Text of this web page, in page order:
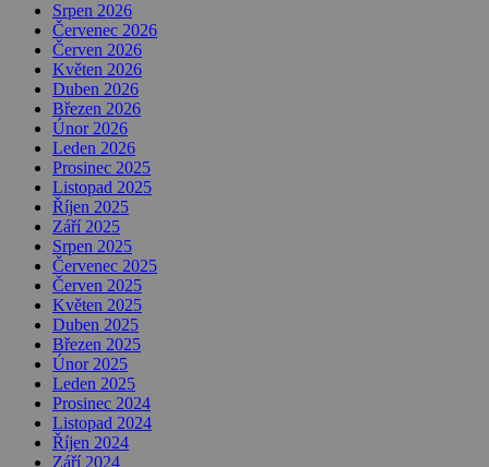
Srpen 2026
Červenec 2026
Červen 2026
Květen 2026
Duben 2026
Březen 2026
Únor 2026
Leden 2026
Prosinec 2025
Listopad 2025
Říjen 2025
Září 2025
Srpen 2025
Červenec 2025
Červen 2025
Květen 2025
Duben 2025
Březen 2025
Únor 2025
Leden 2025
Prosinec 2024
Listopad 2024
Říjen 2024
Září 2024